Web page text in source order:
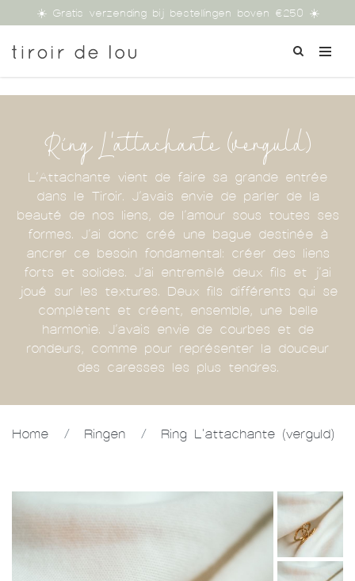
☀️ Gratis verzending bij bestellingen boven €250 ☀️
Ring L'attachante (verguld)
L’Attachante vient de faire sa grande entrée
dans le Tiroir. J’avais envie de parler de la
beauté de nos liens, de l’amour sous toutes ses
formes. J’ai donc créé une bague destinée à
ancrer ce besoin fondamental: créer des liens
forts et solides. J’ai entremêlé deux fils et j’ai
joué sur les textures. Deux fils différents qui se
complètent et créent, ensemble, une belle
harmonie. J’avais envie de courbes et de
rondeurs, comme pour représenter la douceur
des caresses les plus tendres.
Home / Ringen / Ring L'attachante (verguld)